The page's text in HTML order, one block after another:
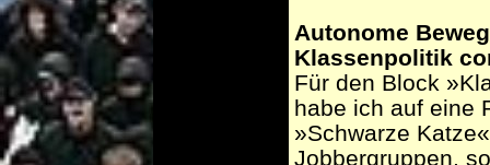
Autonome
Klassenpolitik
Für den Block
habe ich auf eine
»Schwarze
Jobbergruppen,